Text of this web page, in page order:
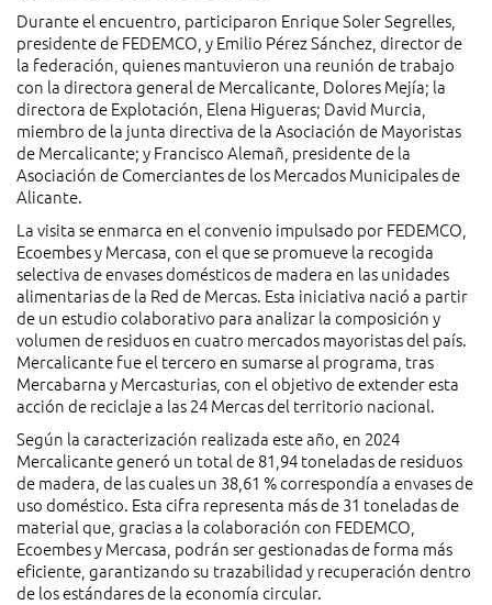
Durante el encuentro, participaron Enrique Soler Segrelles,
presidente de FEDEMCO, y Emilio Pérez Sánchez, director de
la federación, quienes mantuvieron una reunión de trabajo
con la directora general de Mercalicante, Dolores Mejía; la
directora de Explotación, Elena Higueras; David Murcia,
miembro de la junta directiva de la Asociación de Mayoristas
de Mercalicante; y Francisco Alemañ, presidente de la
Asociación de Comerciantes de los Mercados Municipales de
Alicante.
La visita se enmarca en el convenio impulsado por FEDEMCO,
Ecoembes y Mercasa, con el que se promueve la recogida
selectiva de envases domésticos de madera en las unidades
alimentarias de la Red de Mercas. Esta iniciativa nació a partir
de un estudio colaborativo para analizar la composición y
volumen de residuos en cuatro mercados mayoristas del país.
Mercalicante fue el tercero en sumarse al programa, tras
Mercabarna y Mercasturias, con el objetivo de extender esta
acción de reciclaje a las 24 Mercas del territorio nacional.
Según la caracterización realizada este año, en 2024
Mercalicante generó un total de 81,94 toneladas de residuos
de madera, de las cuales un 38,61 % correspondía a envases de
uso doméstico. Esta cifra representa más de 31 toneladas de
material que, gracias a la colaboración con FEDEMCO,
Ecoembes y Mercasa, podrán ser gestionadas de forma más
eficiente, garantizando su trazabilidad y recuperación dentro
de los estándares de la economía circular.